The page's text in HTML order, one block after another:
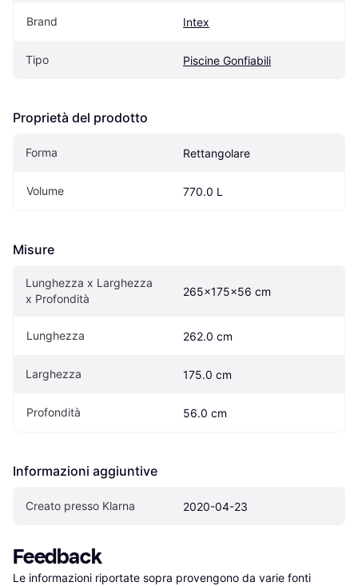
Brand Intex
Tipo Piscine Gonfiabili
Proprietà del prodotto
Forma Rettangolare
Volume 770.0 L
Misure
Lunghezza x Larghezza
x Profondità
265x175x56 cm
Lunghezza 262.0 cm
Larghezza 175.0 cm
Profondità 56.0 cm
Informazioni aggiuntive
Creato presso Klarna 2020-04-23
Feedback
Le informazioni riportate sopra provengono da varie fonti